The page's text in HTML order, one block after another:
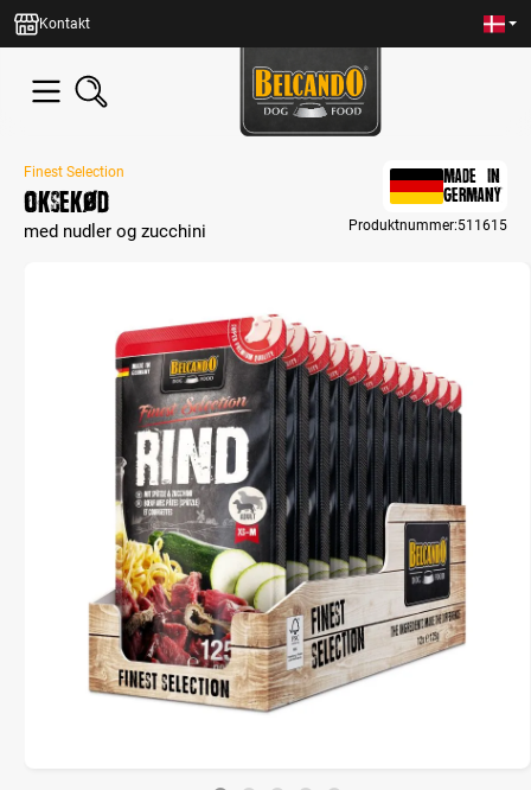
content
Kontakt
Finest Selection
Oksekød
med nudler og zucchini
MADE IN
GERMANY
Produktnummer:511615